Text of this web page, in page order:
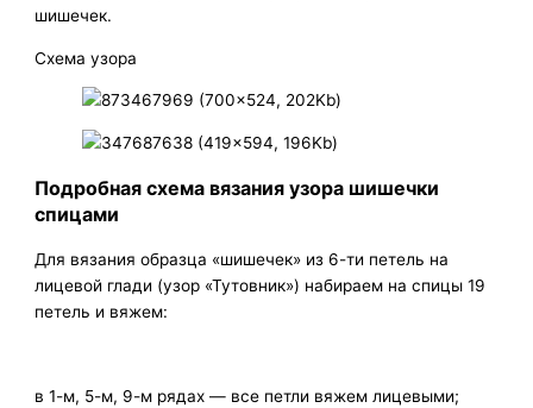
шишечек.
Схема узора
Подробная схема вязания узора шишечки
спицами
Для вязания образца «шишечек» из 6-ти петель на
лицевой глади (узор «Тутовник») набираем на спицы 19
петель и вяжем:
в 1-м, 5-м, 9-м рядах — все петли вяжем лицевыми;